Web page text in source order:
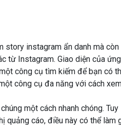
story instagram ẩn danh mà còn
từ Instagram. Giao diện của ứng
công cụ tìm kiếm để bạn có
công cụ đa năng với cách
một cách nhanh chóng. Tuy
quảng cáo, điều này có thể làm